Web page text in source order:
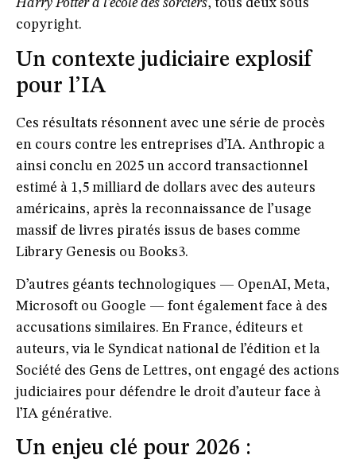
Harry Potter à l’école des sorciers, tous deux sous
copyright.
Un contexte judiciaire explosif
pour l’IA
Ces résultats résonnent avec une série de procès
en cours contre les entreprises d’IA. Anthropic a
ainsi conclu en 2025 un accord transactionnel
estimé à 1,5 milliard de dollars avec des auteurs
américains, après la reconnaissance de l’usage
massif de livres piratés issus de bases comme
Library Genesis ou Books3.
D’autres géants technologiques — OpenAI, Meta,
Microsoft ou Google — font également face à des
accusations similaires. En France, éditeurs et
auteurs, via le Syndicat national de l’édition et la
Société des Gens de Lettres, ont engagé des actions
judiciaires pour défendre le droit d’auteur face à
l’IA générative.
Un enjeu clé pour 2026 :